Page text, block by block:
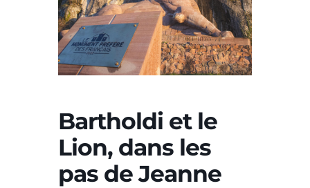
Bartholdi et le
Lion, dans les
pas de Jeanne